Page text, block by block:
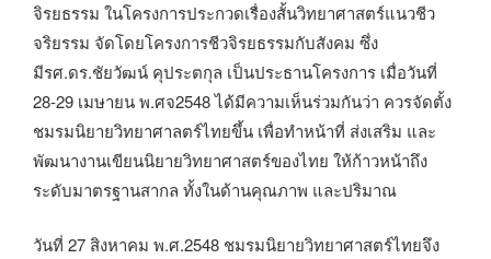
จิรยธรรม ในโครงการประกวดเรื่องสั้นวิทยาศาสตร์แนวชีว
จริยรรม จัดโดยโครงการชีวจิรยธรรมกับสังคม ซึ่ง
มีรศ.ดร.ชัยวัฒน์ คุประตกุล เป็นประธานโครงการ เมื่อวันที่
28-29 เมษายน พ.ศจ2548 ได้มีความเห็นร่วมกันว่า ควรจัดตั้ง
ชมรมนิยายวิทยาศาลตร์ไทยขึ้น เพื่อทำหน้าที่ ส่งเสริม และ
พัฒนางานเขียนนิยายวิทยาศาสตร์ของไทย ให้ก้าวหน้าถึง
ระดับมาตรฐานสากล ทั้งในด้านคุณภาพ และปริมาณ
วันที่ 27 สิงหาคม พ.ศ.2548 ชมรมนิยายวิทยาศาสตร์ไทยจึง